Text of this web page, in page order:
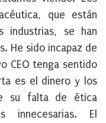
que están
industrias, se han
He sido incapaz de
CEO tenga sentido
es el dinero y los
su falta de ética
innecesarias. El